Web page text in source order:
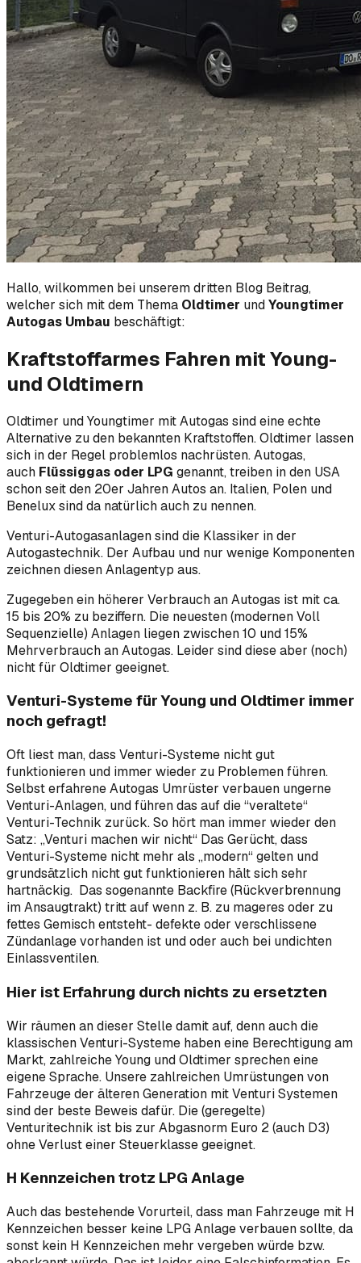
Hallo, wilkommen bei unserem dritten Blog Beitrag,
welcher sich mit dem Thema Oldtimer undYoungtimer
Autogas Umbau beschäftigt:
Kraftstoffarmes Fahren mit Young-
und Oldtimern
Oldtimer und Youngtimer mit Autogas sind eine echte
Alternative zu den bekannten Kraftstoffen. Oldtimer lassen
sich in der Regel problemlos nachrüsten. Autogas,
auch Flüssiggas oder LPG genannt, treiben in den USA
schon seit den 20er Jahren Autos an. Italien, Polen und
Benelux sind da natürlich auch zu nennen.
Venturi-Autogasanlagen sind die Klassiker in der
Autogastechnik. Der Aufbau und nur wenige Komponenten
zeichnen diesen Anlagentyp aus.
Zugegeben ein höherer Verbrauch an Autogas ist mit ca.
15 bis 20% zu beziffern. Die neuesten (modernen Voll
Sequenzielle) Anlagen liegen zwischen 10 und 15%
Mehrverbrauch an Autogas. Leider sind diese aber (noch)
nicht für Oldtimer geeignet.
Venturi-Systeme für Young und Oldtimer immer
noch gefragt!
Oft liest man, dass Venturi-Systeme nicht gut
funktionieren und immer wieder zu Problemen führen.
Selbst erfahrene Autogas Umrüster verbauen ungerne
Venturi-Anlagen, und führen das auf die “veraltete“
Venturi-Technik zurück. So hört man immer wieder den
Satz: „Venturi machen wir nicht“ Das Gerücht, dass
Venturi-Systeme nicht mehr als „modern“ gelten und
grundsätzlich nicht gut funktionieren hält sich sehr
hartnäckig. Das sogenannte Backfire (Rückverbrennung
im Ansaugtrakt) tritt auf wenn z. B. zu mageres oder zu
fettes Gemisch entsteht- defekte oder verschlissene
Zündanlage­ vorhanden ist und oder auch bei undichten
Einlassventilen.
Hier ist Erfahrung durch nichts zu ersetzten
Wir räumen an dieser Stelle damit auf, denn auch die
klassischen Venturi-Systeme haben eine Berechtigung am
Markt, zahlreiche Young und Oldtimer sprechen eine
eigene Sprache. Unsere zahlreichen Umrüstungen von
Fahrzeuge der älteren Generation mit Venturi Systemen
sind der beste Beweis dafür. Die (geregelte)
Venturitechnik ist bis zur Abgasnorm Euro 2 (auch D3)
ohne Verlust einer Steuerklasse geeignet.
H Kennzeichen trotz LPG Anlage
Auch das bestehende Vorurteil, dass man Fahrzeuge mit H
Kennzeichen besser keine LPG Anlage verbauen sollte, da
sonst kein H Kennzeichen mehr vergeben würde bzw.